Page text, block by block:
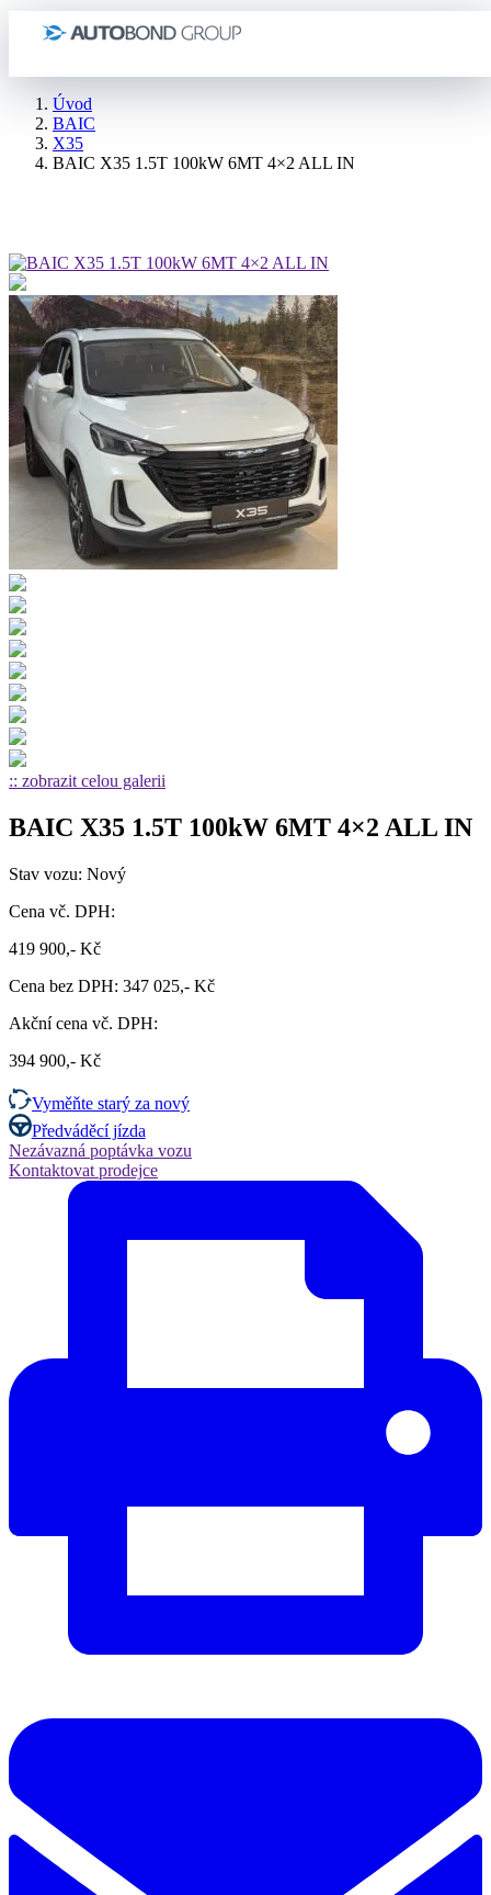
Úvod
BAIC
X35
BAIC X35 1.5T 100kW 6MT 4×2 ALL IN
:: zobrazit celou galerii
BAIC X35 1.5T 100kW 6MT 4×2 ALL IN
Stav vozu: Nový
Cena vč. DPH:
419 900,- Kč
Cena bez DPH: 347 025,- Kč
Akční cena vč. DPH:
394 900,- Kč
Vyměňte starý za nový
Předváděcí jízda
Nezávazná poptávka vozu
Kontaktovat prodejce